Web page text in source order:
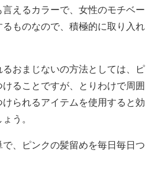
えるカラーで、女性のモチベー
ものなので、積極的に取り入れ
おまじないの方法としては、ピ
ることですが、とりわけで周囲
られるアイテムを使用すると効
う。
、ピンクの髪留めを毎日毎日つ